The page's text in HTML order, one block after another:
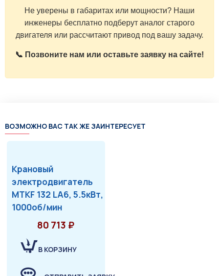
Не уверены в габаритах или мощности? Наши
инженеры бесплатно подберут аналог старого
двигателя или рассчитают привод под вашу задачу.
📞 Позвоните нам или оставьте заявку на сайте!
ВОЗМОЖНО ВАС ТАК ЖЕ ЗАИНТЕРЕСУЕТ
Крановый
электродвигатель
MTKF 132 LA6, 5.5кВт,
1000об/мин
80 713 ₽
В КОРЗИНУ